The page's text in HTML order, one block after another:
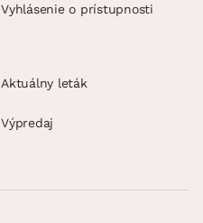
Vyhlásenie o prístupnosti
Aktuálny leták
Výpredaj